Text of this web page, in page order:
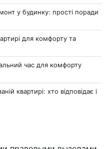
у будинку: прості поради
для комфорту та
час для комфорту
квартирі: хто відповідає і